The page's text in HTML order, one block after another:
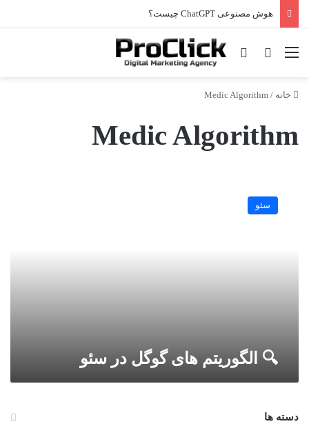
هوش مصنوعی ChatGPT چیست؟
منو جستجو برای
تغییر پوسته
خانه /
Medic Algorithm
Medic Algorithm
الگوریتم
سئو
🔍 الگوریتم های گوگل در سئو
دسته ها